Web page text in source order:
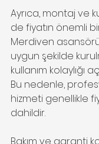
Ayrıca, montaj ve
de fiyatın önemli
Merdiven
uygun şekilde
kullanım kolaylığı
Bu nedenle,
hizmeti genellikle
dahildir.